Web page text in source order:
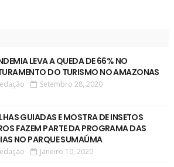
LEVA A QUEDA DE 66% NO
DO TURISMO NO AMAZONAS
Setembro 28, 2020
GUIADAS E MOSTRA DE INSETOS
FAZEM PARTE DA PROGRAMA DAS
NO PARQUE SUMAÚMA
Janeiro 10, 2020